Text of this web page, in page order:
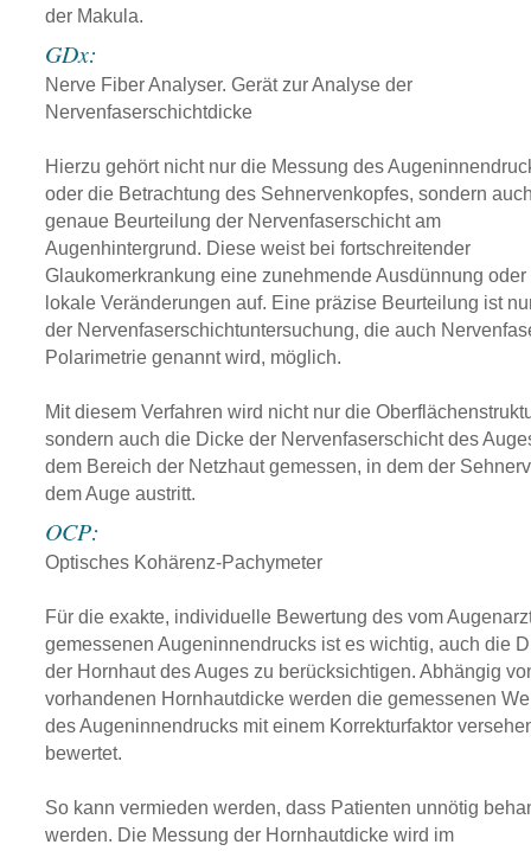
der Makula.
GDx:
Nerve Fiber Analyser. Gerät zur Analyse der
Nervenfaserschichtdicke
Hierzu gehört nicht nur die Messung des
oder die Betrachtung des Sehnervenkopfes, sondern
genaue Beurteilung der Nervenfaserschicht am
Augenhintergrund. Diese weist bei fortschreitender
Glaukomerkrankung eine zunehmende Ausdünnung oder
lokale Veränderungen auf. Eine präzise Beurteilung ist
der Nervenfaserschichtuntersuchung, die auch
Polarimetrie genannt wird, möglich.
Mit diesem Verfahren wird nicht nur die
sondern auch die Dicke der Nervenfaserschicht des
dem Bereich der Netzhaut gemessen, in dem der
dem Auge austritt.
OCP:
Optisches Kohärenz-Pachymeter
Für die exakte, individuelle Bewertung des vom
gemessenen Augeninnendrucks ist es wichtig, auch die
der Hornhaut des Auges zu berücksichtigen. Abhängig
vorhandenen Hornhautdicke werden die gemessenen
des Augeninnendrucks mit einem Korrekturfaktor
bewertet.
So kann vermieden werden, dass Patienten unnötig
werden. Die Messung der Hornhautdicke wird im